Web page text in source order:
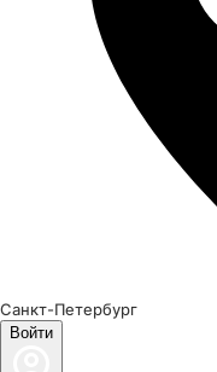
Санкт-Петербург
Войти